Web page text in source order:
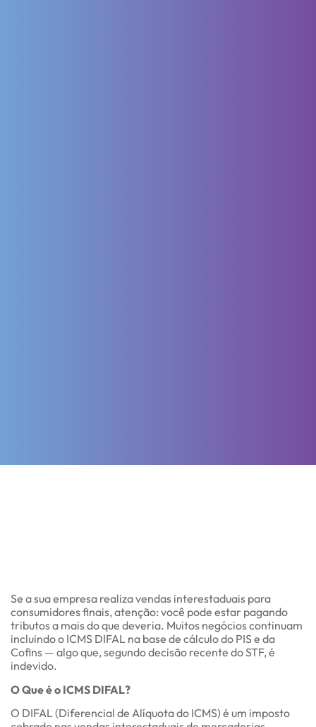
Se a sua empresa realiza vendas interestaduais para
consumidores finais, atenção: você pode estar pagando
tributos a mais do que deveria. Muitos negócios continuam
incluindo o ICMS DIFAL na base de cálculo do PIS e da
Cofins — algo que, segundo decisão recente do STF, é
indevido.
O Que é o ICMS DIFAL?
O DIFAL (Diferencial de Alíquota do ICMS) é um imposto